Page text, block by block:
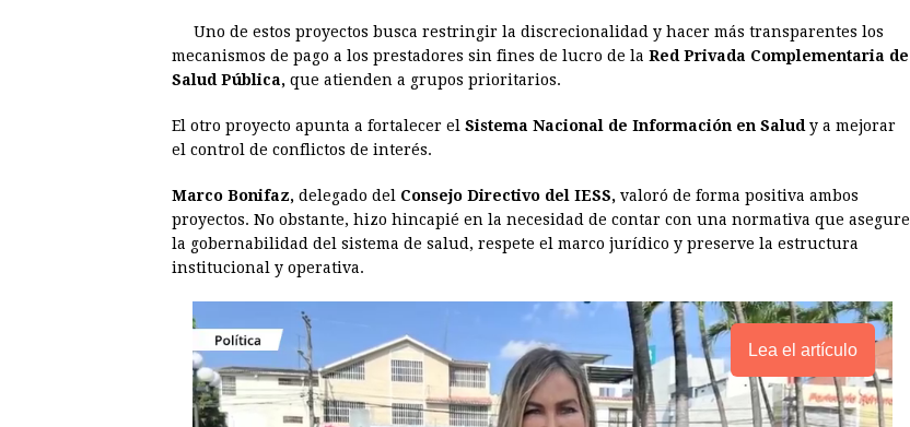
o
k
g
e
r
p
p
d
s
e
s
t
d
I
n
n
Uno de estos proyectos busca restringir la discrecionalidad y hacer más transparentes los
mecanismos de pago a los prestadores sin fines de lucro de la Red Privada Complementaria de
Salud Pública, que atienden a grupos prioritarios.
El otro proyecto apunta a fortalecer el Sistema Nacional de Información en Salud y a mejorar
el control de conflictos de interés.
Marco Bonifaz, delegado del Consejo Directivo del IESS, valoró de forma positiva ambos
proyectos. No obstante, hizo hincapié en la necesidad de contar con una normativa que asegure
la gobernabilidad del sistema de salud, respete el marco jurídico y preserve la estructura
institucional y operativa.
Lea el artículo